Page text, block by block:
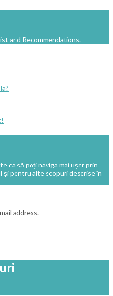
and Recommendations.
ca să poți naviga mai ușor prin
pentru alte scopuri descrise în
address.